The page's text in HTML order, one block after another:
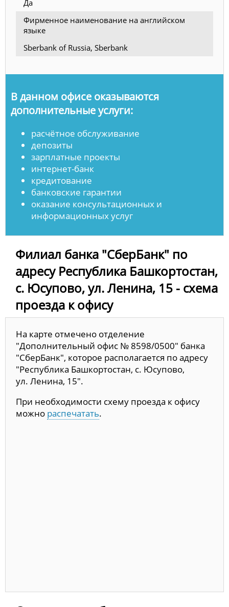
Да
Фирменное наименование на английском
языке
Sberbank of Russia, Sberbank
В данном офисе оказываются
дополнительные услуги:
расчётное обслуживание
депозиты
зарплатные проекты
интернет-банк
кредитование
банковские гарантии
оказание консультационных и
информационных услуг
Филиал банка "СберБанк" по
адресу Республика Башкортостан,
с. Юсупово, ул. Ленина, 15 - схема
проезда к офису
На карте отмечено отделение
"Дополнительный офис № 8598/0500" банка
"СберБанк", которое располагается по адресу
"Республика Башкортостан, с. Юсупово,
ул. Ленина, 15".
При необходимости схему проезда к офису
можно распечатать.